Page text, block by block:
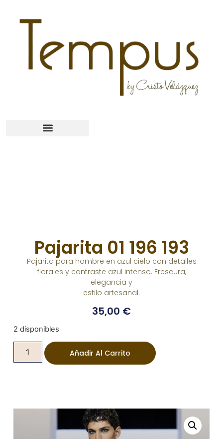
Pajarita 01 196 193
Pajarita para hombre en azul cielo con detalles
florales y contraste azul intenso. Frescura,
elegancia y
estilo artesanal.
35,00 €
2 disponibles
Añadir Al Carrito